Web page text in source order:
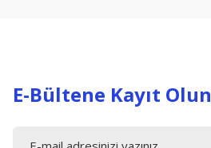
E-Bültene Kayıt Olun